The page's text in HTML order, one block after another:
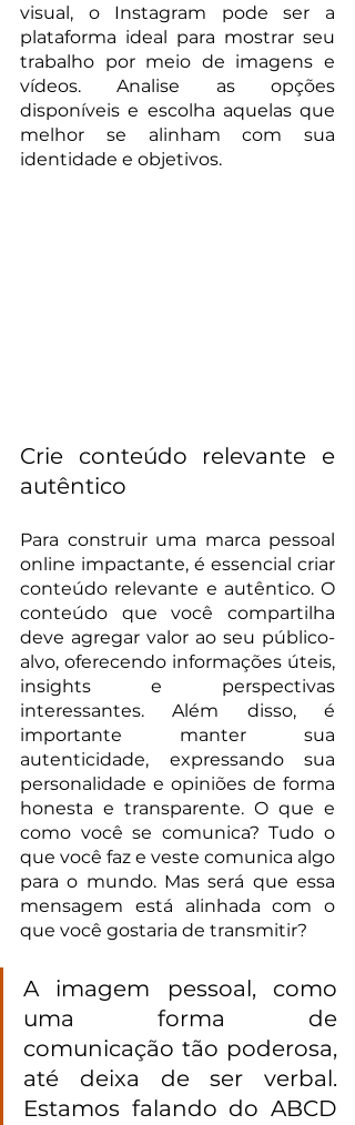
visual, o Instagram pode ser a
plataforma ideal para mostrar seu
trabalho por meio de imagens e
vídeos. Analise as opções
disponíveis e escolha aquelas que
melhor se alinham com sua
identidade e objetivos.
Crie conteúdo relevante e
autêntico
Para construir uma marca pessoal
online impactante, é essencial criar
conteúdo relevante e autêntico. O
conteúdo que você compartilha
deve agregar valor ao seu público-
alvo, oferecendo informações úteis,
insights e perspectivas
interessantes. Além disso, é
importante manter sua
autenticidade, expressando sua
personalidade e opiniões de forma
honesta e transparente. O que e
como você se comunica? Tudo o
que você faz e veste comunica algo
para o mundo. Mas será que essa
mensagem está alinhada com o
que você gostaria de transmitir?
A imagem pessoal, como
uma forma de
comunicação tão poderosa,
até deixa de ser verbal.
Estamos falando do ABCD